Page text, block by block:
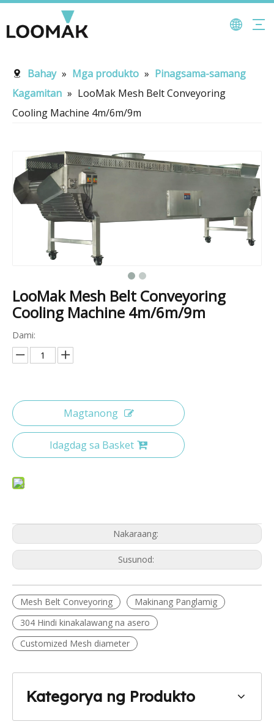
Bahay » Mga produkto » Pinagsama-samang
Kagamitan » LooMak Mesh Belt Conveyoring
Cooling Machine 4m/6m/9m
LooMak Mesh Belt Conveyoring
Cooling Machine 4m/6m/9m
Dami:
Magtanong
Idagdag sa Basket
Nakaraang:
Susunod:
Mesh Belt Conveyoring
Makinang Panglamig
304 Hindi kinakalawang na asero
Customized Mesh diameter
Kategorya ng Produkto